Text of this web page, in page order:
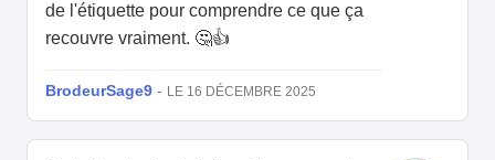
de l'étiquette pour comprendre ce que ça
recouvre vraiment. 🤔👍
BrodeurSage9 - LE 16 DÉCEMBRE 2025